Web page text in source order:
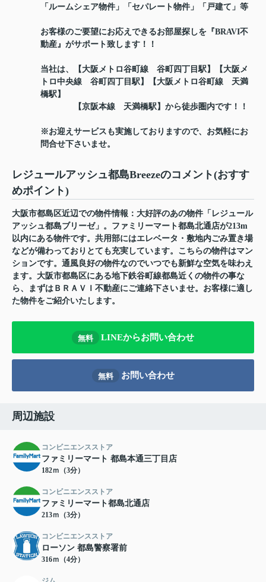
「ルームシェア物件」「セパレート物件」「戸建て」等
お客様のご要望にお応えできるお部屋探しを『BRAVI不
動産』がサポート致します！！
当社は、【大阪メトロ谷町線 谷町四丁目駅】【大阪メ
トロ中央線 谷町四丁目駅】【大阪メトロ谷町線 天満
橋駅】
【京阪本線 天満橋駅】から徒歩圏内です！！
※お迎えサービスも実施しておりますので、お気軽にお
問合せ下さいませ。
レジュールアッシュ都島Breezeのコメント(おすす
めポイント)
大阪市都島区近辺での物件情報：大好評のあの物件「レジュール
アッシュ都島ブリーゼ」。ファミリーマート都島北通店が213m
以内にある物件です。共用部にはエレベータ・敷地内ごみ置き場
などが備わっておりとても充実しています。こちらの物件はマン
ションです。通風良好の物件なのでいつでも新鮮な空気を味わえ
ます。大阪市都島区にある地下鉄谷町線都島近くの物件の事な
ら、まずはＢＲＡＶＩ不動産にご連絡下さいませ。お客様に適し
た物件をご紹介いたします。
無料 LINEからお問い合わせ
無料 お問い合わせ
周辺施設
コンビニエンスストア
ファミリーマート 都島本通三丁目店
182ｍ（3分）
コンビニエンスストア
ファミリーマート都島北通店
213ｍ（3分）
コンビニエンスストア
ローソン 都島警察署前
316ｍ（4分）